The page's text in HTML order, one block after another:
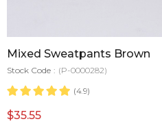
Mixed Sweatpants Brown
Stock Code
(P-0000282)
4.9
$35.55